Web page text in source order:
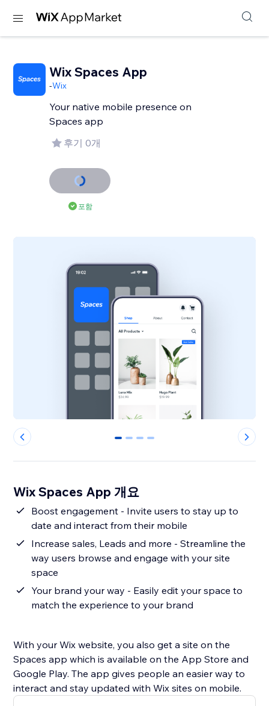
Wix Spaces App
-Wix
Your native mobile presence on
Spaces app
후기 0개
포함
0 1 2 3
Wix Spaces App 개요
Boost engagement - Invite users to stay up to
date and interact from their mobile
Increase sales, Leads and more - Streamline the
way users browse and engage with your site
space
Your brand your way - Easily edit your space to
match the experience to your brand
With your Wix website, you also get a site on the
Spaces app which is available on the App Store and
Google Play. The app gives people an easier way to
interact and stay updated with Wix sites on mobile.